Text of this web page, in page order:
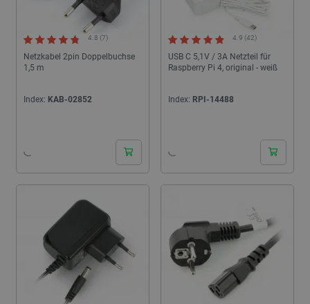
Netzkabel 2pin Doppelbuchse
1,5 m
4.8 (7)
Index: KAB-02852
USB C 5,1V / 3A Netzteil für
Raspberry Pi 4, original - weiß
4.9 (42)
Index: RPI-14488